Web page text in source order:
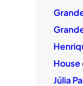
House
Júlia